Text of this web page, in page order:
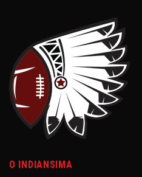
O INDIANSIMA